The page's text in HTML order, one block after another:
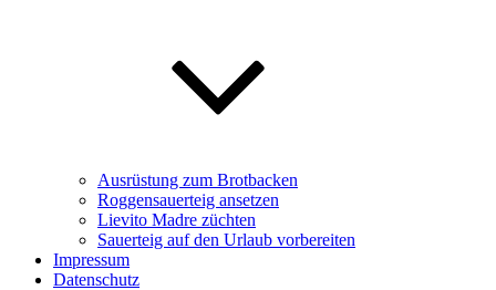
Ausrüstung zum Brotbacken
Roggensauerteig ansetzen
Lievito Madre züchten
Sauerteig auf den Urlaub vorbereiten
Impressum
Datenschutz